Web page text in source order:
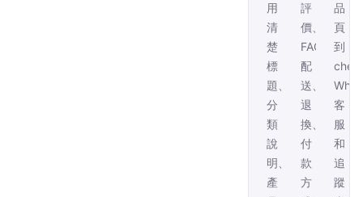
用
清
楚
標
題、
分
類
說
明、
產
評
價、
FAQ、
配
送、
退
換、
付
款
方
品
頁
到
客
服
和
追
蹤